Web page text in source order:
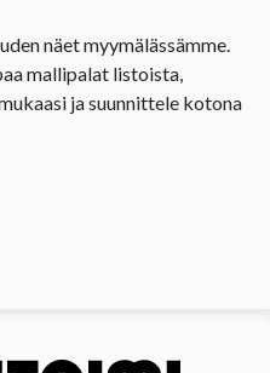
näet myymälässämme.
mallipalat listoista,
ja suunnittele kotona